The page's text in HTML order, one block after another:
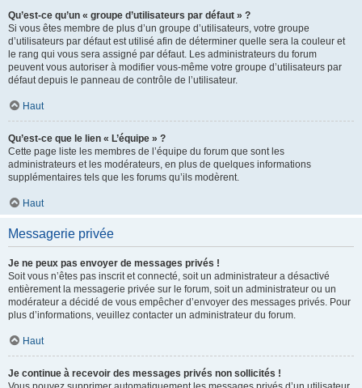
Qu’est-ce qu’un « groupe d’utilisateurs par défaut » ?
Si vous êtes membre de plus d’un groupe d’utilisateurs, votre groupe
d’utilisateurs par défaut est utilisé afin de déterminer quelle sera la couleur et
le rang qui vous sera assigné par défaut. Les administrateurs du forum
peuvent vous autoriser à modifier vous-même votre groupe d’utilisateurs par
défaut depuis le panneau de contrôle de l’utilisateur.
Haut
Qu’est-ce que le lien « L’équipe » ?
Cette page liste les membres de l’équipe du forum que sont les
administrateurs et les modérateurs, en plus de quelques informations
supplémentaires tels que les forums qu’ils modèrent.
Haut
Messagerie privée
Je ne peux pas envoyer de messages privés !
Soit vous n’êtes pas inscrit et connecté, soit un administrateur a désactivé
entièrement la messagerie privée sur le forum, soit un administrateur ou un
modérateur a décidé de vous empêcher d’envoyer des messages privés. Pour
plus d’informations, veuillez contacter un administrateur du forum.
Haut
Je continue à recevoir des messages privés non sollicités !